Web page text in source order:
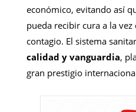
económico, evitando así
pueda recibir cura a la
contagio. El sistema
calidad y vanguardia,
gran prestigio